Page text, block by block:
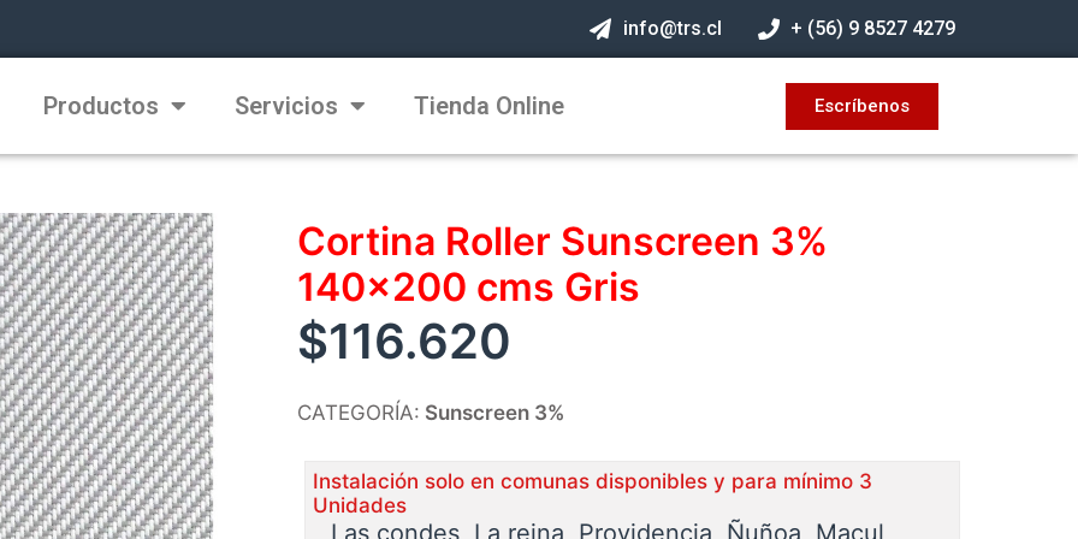
info@trs.cl + (56) 9 8527 4279
Productos Servicios Tienda Online Escríbenos
Cortina Roller Sunscreen 3%
140×200 cms Gris
$116.620
CATEGORÍA: Sunscreen 3%
Instalación solo en comunas disponibles y para mínimo 3
Unidades
Las condes, La reina, Providencia, Ñuñoa, Macul,